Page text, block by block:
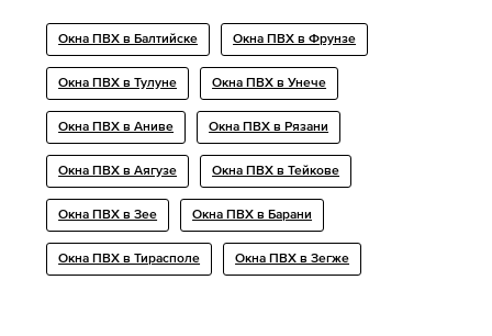
Окна ПВХ в Балтийске Окна ПВХ в Фрунзе
Окна ПВХ в Тулуне Окна ПВХ в Унече
Окна ПВХ в Аниве Окна ПВХ в Рязани
Окна ПВХ в Аягузе Окна ПВХ в Тейкове
Окна ПВХ в Зее Окна ПВХ в Барани
Окна ПВХ в Тирасполе Окна ПВХ в Зегже